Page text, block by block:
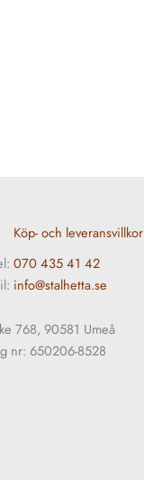
Köp- och leveransvillkor
070 435 41 42
info@stalhetta.se
768, 90581 Umeå
nr: 650206-8528